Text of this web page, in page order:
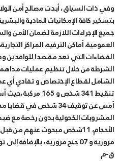
وفي ذات السياق ، أبدت مصالح أمن
بتسخير كافة الإمكانيات المادية
جميع الإجراءات اللازمة لضمان الأمن
العمومية، أماكن الترفيه، المراكز
الفضاءات التي تعد مقصدا للوافدين
الشرطة من خلال تنظيم عمليات
الشامل لقطاع الإختصاص و تفادي
تنقيط 341 شخص و
أمس عن توقيف 34 شخص في
مرورية و 07 جنح مرورية ، بالإضافة إلى توقيف 32 دراجة نارية .
ق-م